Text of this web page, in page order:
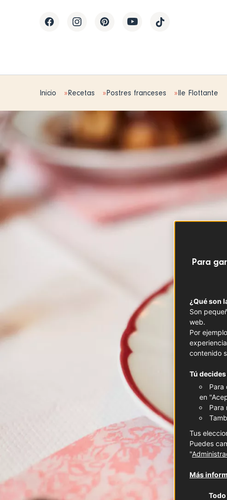
Inicio Recetas Postres franceses Ile Flottante
Para
¿Qué son
Son
web.
Por
contenido
Tú
Para
en
Para
Tus
Puedes
"
Más